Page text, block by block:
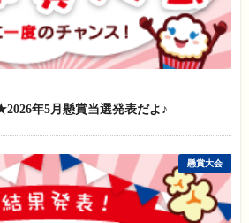
年5月懸賞当選発表だよ♪
懸賞大会